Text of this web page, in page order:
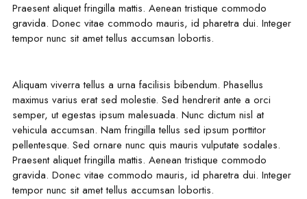
Praesent aliquet fringilla mattis. Aenean tristique commodo
gravida. Donec vitae commodo mauris, id pharetra dui. Integer
tempor nunc sit amet tellus accumsan lobortis.
Aliquam viverra tellus a urna facilisis bibendum. Phasellus
maximus varius erat sed molestie. Sed hendrerit ante a orci
semper, ut egestas ipsum malesuada. Nunc dictum nisl at
vehicula accumsan. Nam fringilla tellus sed ipsum porttitor
pellentesque. Sed ornare nunc quis mauris vulputate sodales.
Praesent aliquet fringilla mattis. Aenean tristique commodo
gravida. Donec vitae commodo mauris, id pharetra dui. Integer
tempor nunc sit amet tellus accumsan lobortis.